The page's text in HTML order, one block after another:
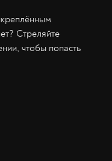
Стреляйте
чтобы попасть